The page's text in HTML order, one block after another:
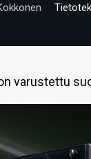
varustettu